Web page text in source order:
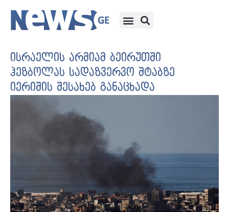
ისრაელის არმიამ ბეირუთში
ჰეზბოლას სადაზვერვო შტაბზე
იერიშის შესახებ განაცხადა